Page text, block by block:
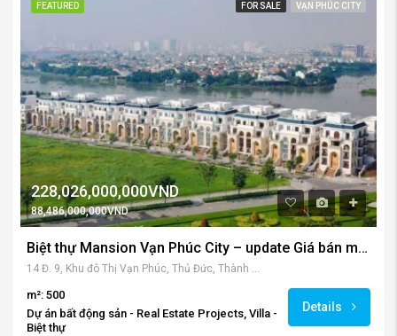
FEATURED FOR SALE VẠN PHÚC CITY
228,026,000,000VND
88,486,000,000VND
Biệt thự Mansion Vạn Phúc City – update Giá bán mới nhất 2023
m²: 500
Dự án bất động sản - Real Estate Projects, Villa -
Biệt thự
Details